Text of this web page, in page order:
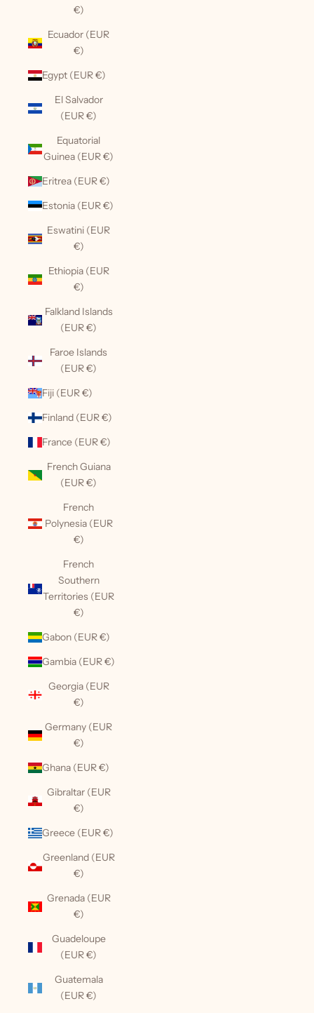
€)
Ecuador (EUR
€)
Egypt (EUR €)
El Salvador
(EUR €)
Equatorial
Guinea (EUR €)
Eritrea (EUR €)
Estonia (EUR €)
Eswatini (EUR
€)
Ethiopia (EUR
€)
Falkland Islands
(EUR €)
Faroe Islands
(EUR €)
Fiji (EUR €)
Finland (EUR €)
France (EUR €)
French Guiana
(EUR €)
French
Polynesia (EUR
€)
French
Southern
Territories (EUR
€)
Gabon (EUR €)
Gambia (EUR €)
Georgia (EUR
€)
Germany (EUR
€)
Ghana (EUR €)
Gibraltar (EUR
€)
Greece (EUR €)
Greenland (EUR
€)
Grenada (EUR
€)
Guadeloupe
(EUR €)
Guatemala
(EUR €)